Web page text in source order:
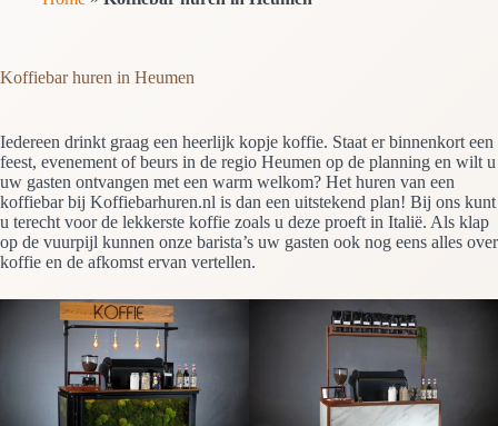
Koffiebar huren in Heumen
Iedereen drinkt graag een heerlijk kopje koffie. Staat er binnenkort een
feest, evenement of beurs in de regio Heumen op de planning en wilt u
uw gasten ontvangen met een warm welkom? Het huren van een
koffiebar bij Koffiebarhuren.nl is dan een uitstekend plan! Bij ons kunt
u terecht voor de lekkerste koffie zoals u deze proeft in Italië. Als klap
op de vuurpijl kunnen onze barista’s uw gasten ook nog eens alles over
koffie en de afkomst ervan vertellen.